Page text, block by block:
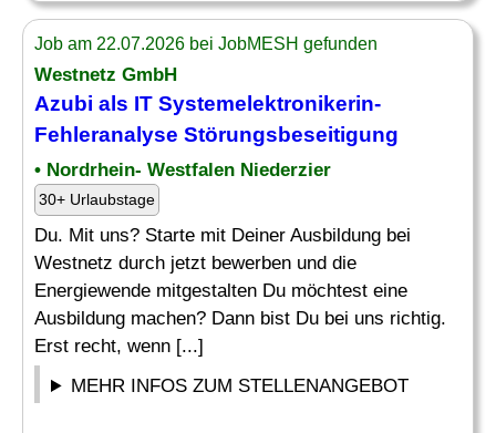
Job am 22.07.2026 bei JobMESH gefunden
Westnetz GmbH
Azubi als IT Systemelektronikerin-
Fehleranalyse Störungsbeseitigung
• Nordrhein- Westfalen Niederzier
30+ Urlaubstage
Du. Mit uns? Starte mit Deiner Ausbildung bei
Westnetz durch jetzt bewerben und die
Energiewende mitgestalten Du möchtest eine
Ausbildung machen? Dann bist Du bei uns richtig.
Erst recht, wenn [...]
MEHR INFOS ZUM STELLENANGEBOT